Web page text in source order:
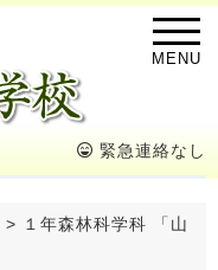
MENU
緊急連絡なし
> １年森林科学科 「山